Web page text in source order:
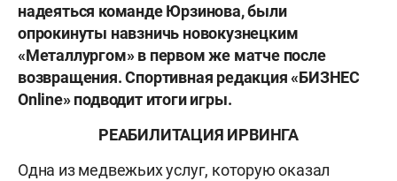
надеяться команде Юрзинова, были
опрокинуты навзничь новокузнецким
«Металлургом» в первом же матче после
возвращения. Спортивная редакция «БИЗНЕС
Online» подводит итоги игры.
РЕАБИЛИТАЦИЯ ИРВИНГА
Одна из медвежьих услуг, которую оказал